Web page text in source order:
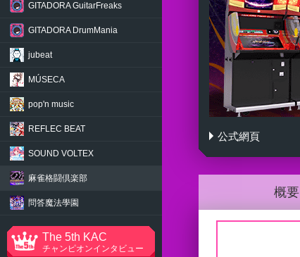
麻雀格闘倶楽部
公式網頁
概要
GITADORAGuitarFreaks
GITADORADrumMania
jubeat
MÚSECA
pop'n music
REFLEC BEAT
SOUND VOLTEX
麻雀格闘倶楽部
問答魔法學園
The 5th KAC
チャンピオンインタビュー